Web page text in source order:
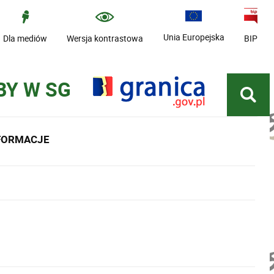
Dla mediów Wersja kontrastowa Unia Europejska BIP
W SG